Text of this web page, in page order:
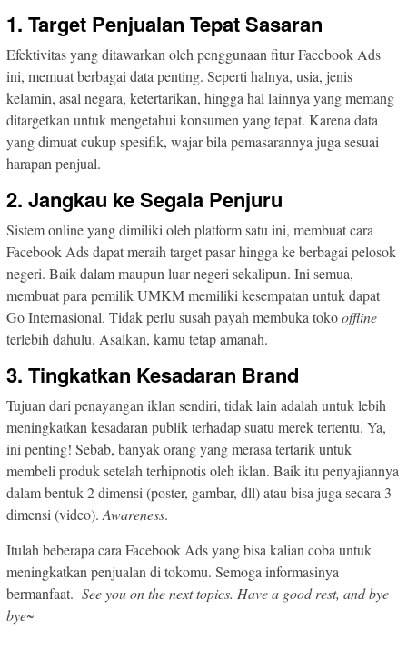
1. Target Penjualan Tepat Sasaran
Efektivitas yang ditawarkan oleh penggunaan fitur Facebook Ads
ini, memuat berbagai data penting. Seperti halnya, usia, jenis
kelamin, asal negara, ketertarikan, hingga hal lainnya yang memang
ditargetkan untuk mengetahui konsumen yang tepat. Karena data
yang dimuat cukup spesifik, wajar bila pemasarannya juga sesuai
harapan penjual.
2. Jangkau ke Segala Penjuru
Sistem online yang dimiliki oleh platform satu ini, membuat cara
Facebook Ads dapat meraih target pasar hingga ke berbagai pelosok
negeri. Baik dalam maupun luar negeri sekalipun. Ini semua,
membuat para pemilik UMKM memiliki kesempatan untuk dapat
Go Internasional. Tidak perlu susah payah membuka tokooffline
terlebih dahulu. Asalkan, kamu tetap amanah.
3. Tingkatkan Kesadaran Brand
Tujuan dari penayangan iklan sendiri, tidak lain adalah untuk lebih
meningkatkan kesadaran publik terhadap suatu merek tertentu. Ya,
ini penting! Sebab, banyak orang yang merasa tertarik untuk
membeli produk setelah terhipnotis oleh iklan. Baik itu penyajiannya
dalam bentuk 2 dimensi (poster, gambar, dll) atau bisa juga secara 3
dimensi (video). Awareness.
Itulah beberapa cara Facebook Ads yang bisa kalian coba untuk
meningkatkan penjualan di tokomu. Semoga informasinya
bermanfaat. See you on the next topics. Have a good rest, and bye
bye~